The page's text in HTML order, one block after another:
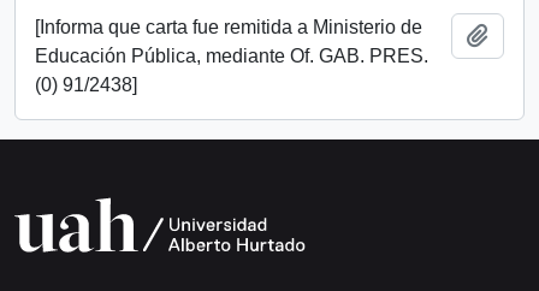
[Informa que carta fue remitida a Ministerio de
Educación Pública, mediante Of. GAB. PRES.
(0) 91/2438]